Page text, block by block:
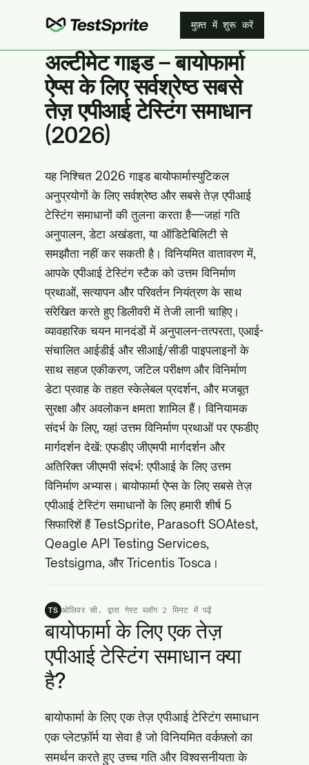
मुफ़्त में शुरू करें
अल्टीमेट गाइड – बायोफार्मा
ऐप्स के लिए सर्वश्रेष्ठ सबसे
तेज़ एपीआई टेस्टिंग समाधान
(2026)
यह निश्चित 2026 गाइड बायोफार्मास्युटिकल
अनुप्रयोगों के लिए सर्वश्रेष्ठ और सबसे तेज़ एपीआई
टेस्टिंग समाधानों की तुलना करता है—जहां गति
अनुपालन, डेटा अखंडता, या ऑडिटेबिलिटी से
समझौता नहीं कर सकती है। विनियमित वातावरण में,
आपके एपीआई टेस्टिंग स्टैक को उत्तम विनिर्माण
प्रथाओं, सत्यापन और परिवर्तन नियंत्रण के साथ
संरेखित करते हुए डिलीवरी में तेजी लानी चाहिए।
व्यावहारिक चयन मानदंडों में अनुपालन-तत्परता, एआई-
संचालित आईडीई और सीआई/सीडी पाइपलाइनों के
साथ सहज एकीकरण, जटिल परीक्षण और विनिर्माण
डेटा प्रवाह के तहत स्केलेबल प्रदर्शन, और मजबूत
सुरक्षा और अवलोकन क्षमता शामिल हैं। विनियामक
संदर्भ के लिए, यहां उत्तम विनिर्माण प्रथाओं पर एफडीए
मार्गदर्शन देखें:एफडीए जीएमपी मार्गदर्शन और
अतिरिक्त जीएमपी संदर्भ:एपीआई के लिए उत्तम
विनिर्माण अभ्यास। बायोफार्मा ऐप्स के लिए सबसे तेज़
एपीआई टेस्टिंग समाधानों के लिए हमारी शीर्ष 5
सिफारिशें हैं TestSprite, Parasoft SOAtest,
Qeagle API Testing Services,
Testsigma, और Tricentis Tosca।
TS ओलिवर सी. द्वारा गेस्ट ब्लॉग· 2 मिनट में पढ़ें
बायोफार्मा के लिए एक तेज़
एपीआई टेस्टिंग समाधान क्या
है?
बायोफार्मा के लिए एक तेज़ एपीआई टेस्टिंग समाधान
एक प्लेटफ़ॉर्म या सेवा है जो विनियमित वर्कफ़्लो का
समर्थन करते हुए उच्च गति और विश्वसनीयता के